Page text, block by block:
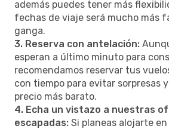
además puedes tener más
fechas de viaje será mucho más
ganga.
3. Reserva con antelación:
esperan a último minuto para
recomendamos reservar tus
con tiempo para evitar sorpresas
precio más barato.
4. Echa un vistazo a nuestras
escapadas: Si planeas alojarte